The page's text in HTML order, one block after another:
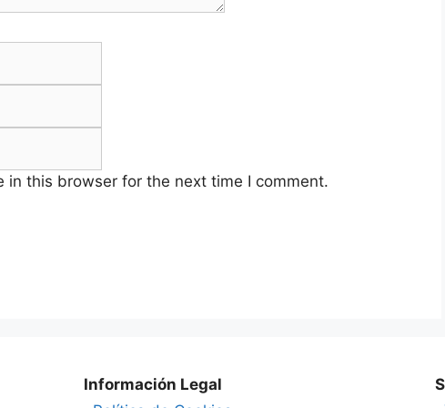
in this browser for the next time I comment.
Información Legal